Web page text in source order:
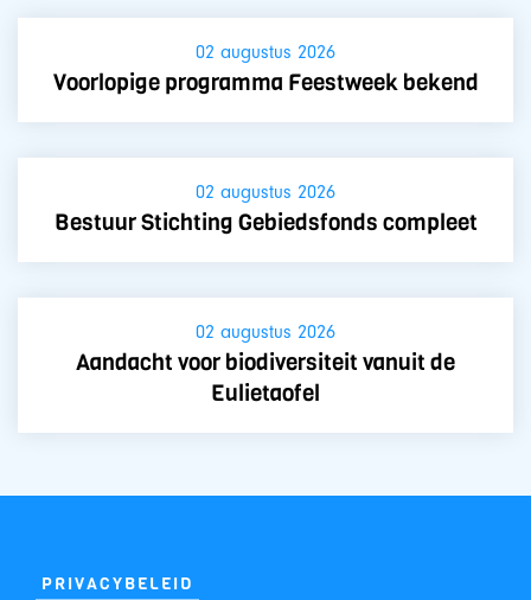
02 augustus 2026
Voorlopige programma Feestweek bekend
02 augustus 2026
Bestuur Stichting Gebiedsfonds compleet
02 augustus 2026
Aandacht voor biodiversiteit vanuit de
Eulietaofel
PRIVACYBELEID